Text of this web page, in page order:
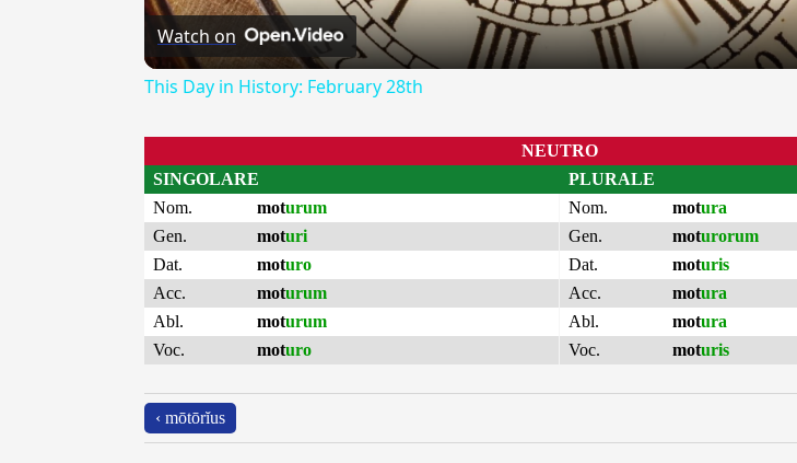
Watch on
This Day in History: February 28th
NEUTRO
SINGOLARE
Nom.
moturum
Gen.
moturi
Dat.
moturo
Acc.
moturum
Abl.
moturum
Voc.
moturo
PLURALE
Nom.
motura
Gen.
moturorum
Dat.
moturis
Acc.
motura
Abl.
motura
Voc.
moturis
‹ mōtōrĭus